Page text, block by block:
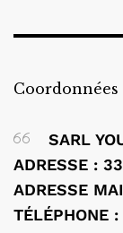
SARL
ADRESSE :
ADRESSE
TÉLÉPHONE